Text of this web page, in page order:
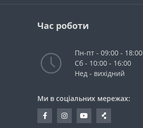
Час роботи
Пн-пт - 09:00 - 18:00
Сб - 10:00 - 16:00
Нед - вихідний
Ми в соціальних мережах: